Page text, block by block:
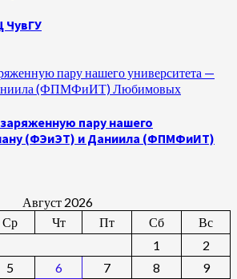
ЧувГУ
пару нашего университета —
(ФПМФиИТ) Любимовых
пару нашего
(ФЭиЭТ) и Даниила (ФПМФиИТ)
Август 2026
Ср Чт Пт Сб
Вс
1
2
5 6 7 8
9